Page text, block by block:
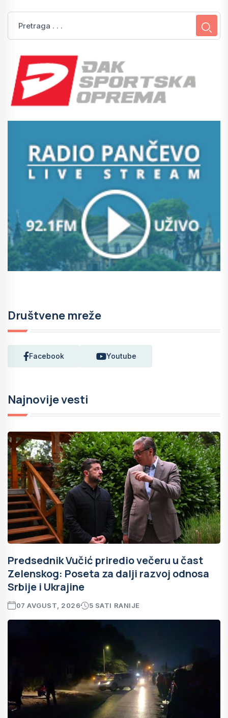
Društvene mreže
Facebook Youtube
Najnovije vesti
Predsednik Vučić priredio večeru u čast
Zelenskog: Poseta za dalji razvoj odnosa
Srbije i Ukrajine
07 AVGUST, 2026 5 SATI RANIJE